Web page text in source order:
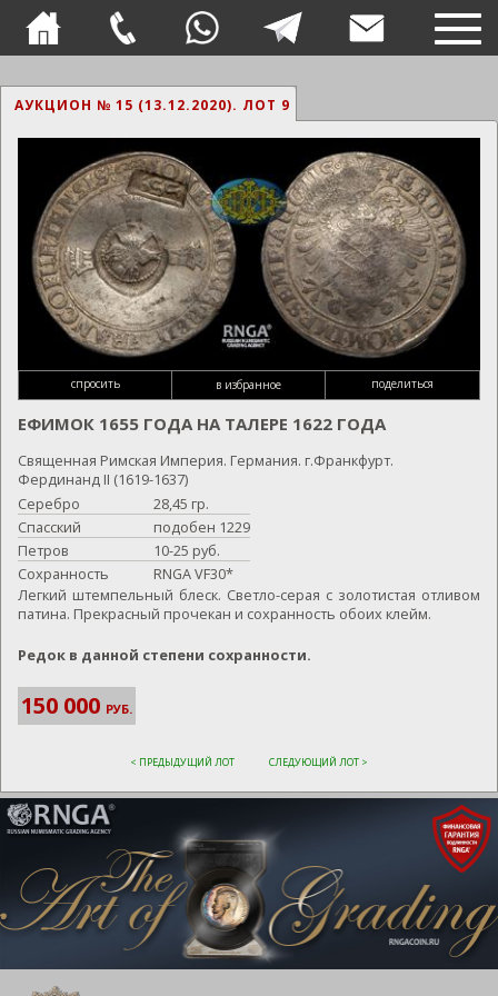
АУКЦИОН № 15 (13.12.2020). ЛОТ 9
спросить в избранное поделиться
ЕФИМОК 1655 ГОДА НА ТАЛЕРЕ 1622 ГОДА
Священная Римская Империя. Германия. г.Франкфурт.
Фердинанд II (1619-1637)
Серебро
28,45 гр.
Спасский
подобен 1229
Петров
10-25 руб.
Сохранность
RNGA VF30*
Легкий штемпельный блеск. Светло-серая с золотистая отливом
патина. Прекрасный прочекан и сохранность обоих клейм.
Редок в данной степени сохранности.
150 000 РУБ.
< ПРЕДЫДУЩИЙ ЛОТ СЛЕДУЮЩИЙ ЛОТ >